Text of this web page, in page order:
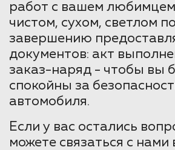
работ с вашем
чистом, сухом, светлом
завершению
документов: акт
заказ-наряд - чтобы вы
спокойны за
автомобиля.
Если у вас остались
можете связаться с